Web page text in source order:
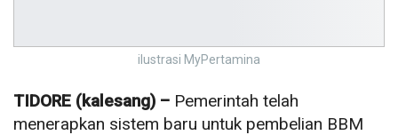
ilustrasi MyPertamina
TIDORE (kalesang) – Pemerintah telah
menerapkan sistem baru untuk pembelian BBM